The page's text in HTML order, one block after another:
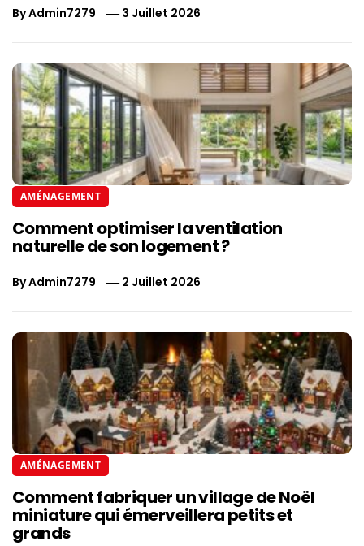
ByAdmin7279 3 Juillet 2026
AMÉNAGEMENT
Comment optimiser la ventilation
naturelle de son logement ?
ByAdmin7279 2 Juillet 2026
AMÉNAGEMENT
Comment fabriquer un village de Noël
miniature qui émerveillera petits et
grands